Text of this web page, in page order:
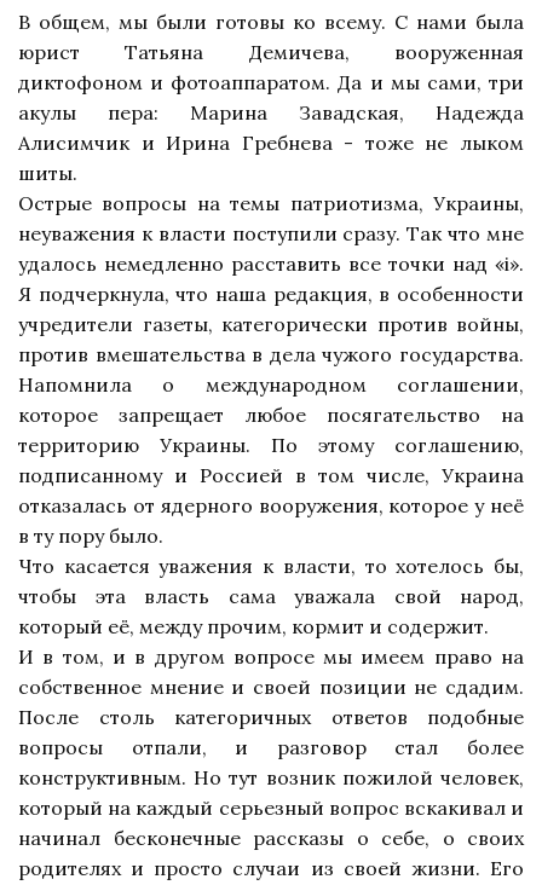
В общем, мы были готовы ко всему. С нами была
юрист Татьяна Демичева, вооруженная
диктофоном и фотоаппаратом. Да и мы сами, три
акулы пера: Марина Завадская, Надежда
Алисимчик и Ирина Гребнева - тоже не лыком
шиты.
Острые вопросы на темы патриотизма, Украины,
неуважения к власти поступили сразу. Так что мне
удалось немедленно расставить все точки над «i».
Я подчеркнула, что наша редакция, в особенности
учредители газеты, категорически против войны,
против вмешательства в дела чужого государства.
Напомнила о международном соглашении,
которое запрещает любое посягательство на
территорию Украины. По этому соглашению,
подписанному и Россией в том числе, Украина
отказалась от ядерного вооружения, которое у неё
в ту пору было.
Что касается уважения к власти, то хотелось бы,
чтобы эта власть сама уважала свой народ,
который её, между прочим, кормит и содержит.
И в том, и в другом вопросе мы имеем право на
собственное мнение и своей позиции не сдадим.
После столь категоричных ответов подобные
вопросы отпали, и разговор стал более
конструктивным. Но тут возник пожилой человек,
который на каждый серьезный вопрос вскакивал и
начинал бесконечные рассказы о себе, о своих
родителях и просто случаи из своей жизни. Его